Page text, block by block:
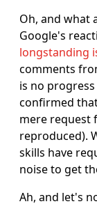
Oh, and what
Google's
longstanding
comments
is no
confirmed
mere request
reproduced).
skills have
noise to get
Ah, and let's